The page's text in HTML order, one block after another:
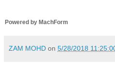
Powered by MachForm
ZAM MOHD on 5/28/2018